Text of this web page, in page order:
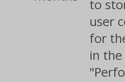
to
user
for
in